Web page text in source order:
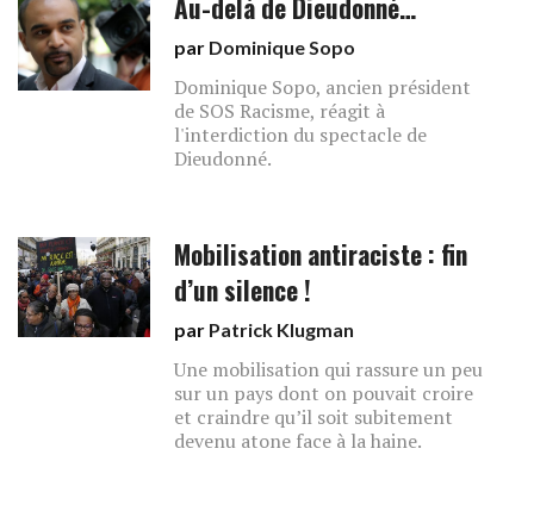
Au-delà de Dieudonné…
par Dominique Sopo
Dominique Sopo, ancien président
de SOS Racisme, réagit à
l'interdiction du spectacle de
Dieudonné.
Mobilisation antiraciste : fin
d’un silence !
par Patrick Klugman
Une mobilisation qui rassure un peu
sur un pays dont on pouvait croire
et craindre qu’il soit subitement
devenu atone face à la haine.